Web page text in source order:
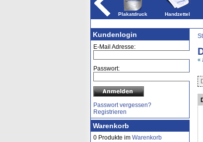
weitere Druckpro Plakatdruck Handzettel
Kundenlogin
E-Mail Adresse:
Passwort:
Passwort vergessen?
Registrieren
Warenkorb
0 Produkte im Warenkorb
«